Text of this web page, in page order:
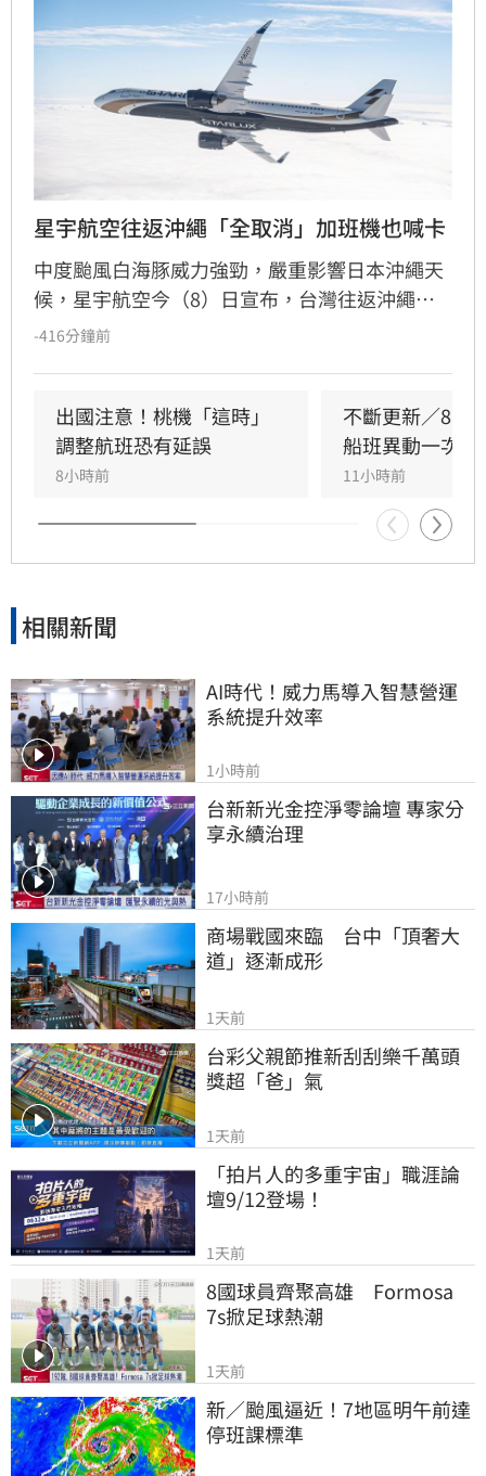
星宇航空往返沖繩「全取消」加班機也喊卡
中度颱風白海豚威力強勁，嚴重影響日本沖繩天
候，星宇航空今（8）日宣布，台灣往返沖繩航
班全數取消，包含台北及台中出發之定期航班，
航線被迫全面停飛。建議近期計畫前往沖繩的旅
客，務必在出發前透過官網或客服確認最新航班
動態，切勿貿然前往機場，以免因天候狀況導致
行程撲空。各航空公司將隨氣象變化機動調整，
旅客請隨時留意最新公告以
-416分鐘前
出國注意！桃機「這時」
調整航班恐有延誤
8小時前
不斷更新／8日
船班異動一次看
11小時前
相關新聞
AI時代！威力馬導入智慧營運
系統提升效率
1小時前
台新新光金控淨零論壇 專家分
享永續治理
17小時前
商場戰國來臨　台中「頂奢大
道」逐漸成形
1天前
台彩父親節推新刮刮樂千萬頭
獎超「爸」氣
1天前
「拍片人的多重宇宙」職涯論
壇9/12登場！
1天前
8國球員齊聚高雄　Formosa
7s掀足球熱潮
1天前
新／颱風逼近！7地區明午前達
停班課標準